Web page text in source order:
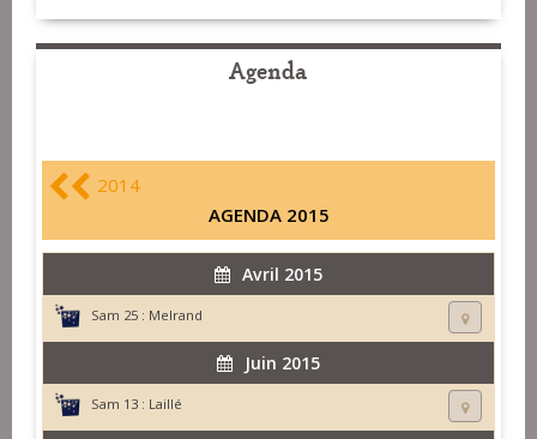
Agenda
2014
AGENDA 2015
Avril 2015
Sam 25 : Melrand
Juin 2015
Sam 13 : Laillé